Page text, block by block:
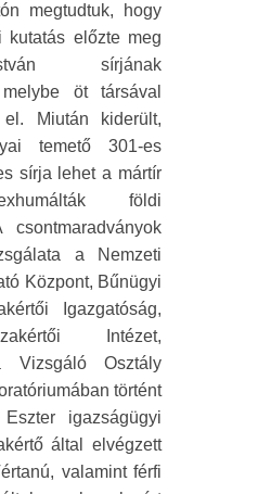
megtudtuk, hogy
kutatás előzte meg
sírjának
öt társával
Miután kiderült,
temető 301-es
sírja lehet a mártír
földi
csontmaradványok
a Nemzeti
Központ, Bűnügyi
Igazgatóság,
Intézet,
Vizsgáló Osztály
történt
igazságügyi
által elvégzett
valamint férfi